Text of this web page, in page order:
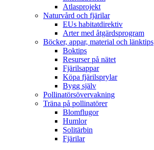
Atlasprojekt
Naturvård och fjärilar
EUs habitatdirektiv
Arter med åtgärdsprogram
Böcker, appar, material och länktips
Boktips
Resurser på nätet
Fjärilsappar
Köpa fjärilsprylar
Bygg själv
Pollinatörsövervakning
Träna på pollinatörer
Blomflugor
Humlor
Solitärbin
Fjärilar